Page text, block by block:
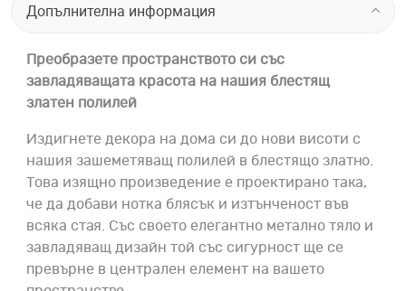
Допълнителна информация
Преобразете пространството си със
завладяващата красота на нашия блестящ
златен полилей
Издигнете декора на дома си до нови висоти с
нашия зашеметяващ полилей в блестящо златно.
Това изящно произведение е проектирано така,
че да добави нотка блясък и изтънченост във
всяка стая. Със своето елегантно метално тяло и
завладяващ дизайн той със сигурност ще се
превърне в централен елемент на вашето